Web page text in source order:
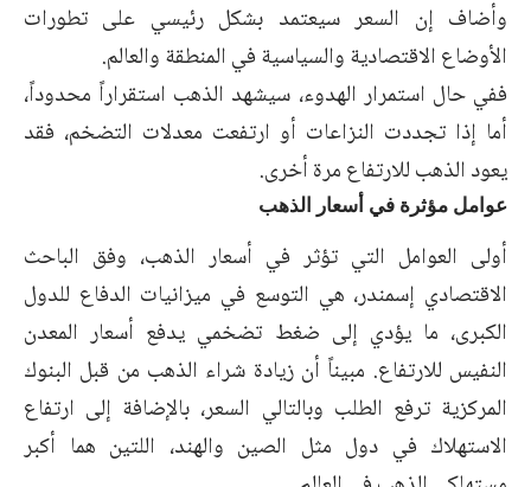
وأضاف إن السعر سيعتمد بشكل رئيسي على تطورات
الأوضاع الاقتصادية والسياسية في المنطقة والعالم.
ففي حال استمرار الهدوء، سيشهد الذهب استقراراً محدوداً،
أما إذا تجددت النزاعات أو ارتفعت معدلات التضخم، فقد
يعود الذهب للارتفاع مرة أخرى.
عوامل مؤثرة في أسعار الذهب
أولى العوامل التي تؤثر في أسعار الذهب، وفق الباحث
الاقتصادي إسمندر، هي التوسع في ميزانيات الدفاع للدول
الكبرى، ما يؤدي إلى ضغط تضخمي يدفع أسعار المعدن
النفيس للارتفاع. مبيناً أن زيادة شراء الذهب من قبل البنوك
المركزية ترفع الطلب وبالتالي السعر، بالإضافة إلى ارتفاع
الاستهلاك في دول مثل الصين والهند، اللتين هما أكبر